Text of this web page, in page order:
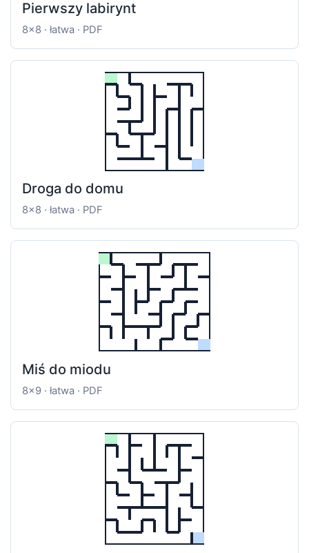
Pierwszy labirynt
8x8 · łatwa · PDF
Droga do domu
8x8 · łatwa · PDF
Miś do miodu
8x9 · łatwa · PDF